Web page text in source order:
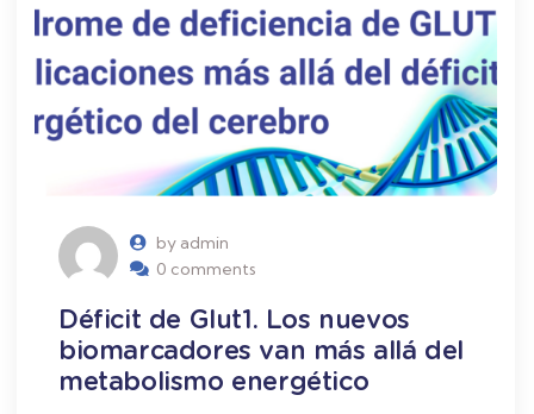
by admin
0 comments
Déficit de Glut1. Los nuevos
biomarcadores van más allá del
metabolismo energético